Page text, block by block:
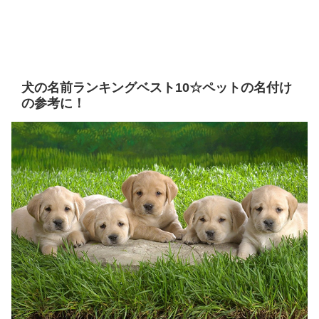
犬の名前ランキングベスト10☆ペットの名付け
の参考に！